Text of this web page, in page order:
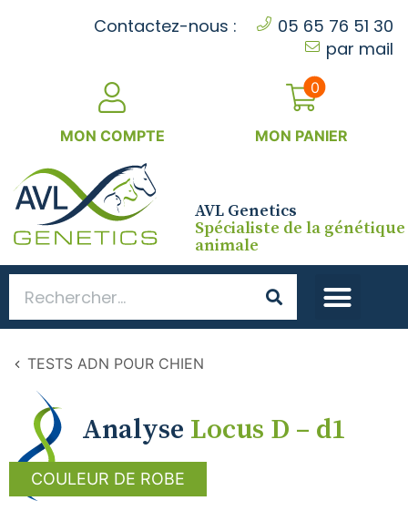
AVL Genetics
Spécialiste de la génétique
animale
Contactez-nous :
05 65 76 51 30
par mail
MON COMPTE MON PANIER
0
TESTS ADN POUR CHIEN
Analyse Locus D – d1
COULEUR DE ROBE